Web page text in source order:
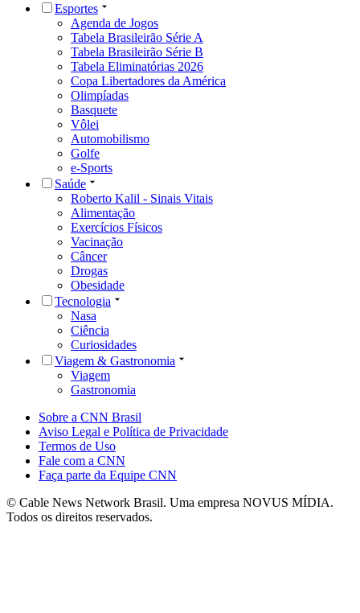
Esportes
Agenda de Jogos
Tabela Brasileirão Série A
Tabela Brasileirão Série B
Tabela Eliminatórias 2026
Copa Libertadores da América
Olimpíadas
Basquete
Vôlei
Automobilismo
Golfe
e-Sports
Saúde
Roberto Kalil - Sinais Vitais
Alimentação
Exercícios Físicos
Vacinação
Câncer
Drogas
Obesidade
Tecnologia
Nasa
Ciência
Curiosidades
Viagem & Gastronomia
Viagem
Gastronomia
Sobre a CNN Brasil
Aviso Legal e Política de Privacidade
Termos de Uso
Fale com a CNN
Faça parte da Equipe CNN
© Cable News Network Brasil. Uma empresa NOVUS MÍDIA.
Todos os direitos reservados.